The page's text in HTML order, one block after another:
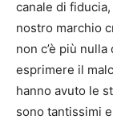
canale di
nostro marchio
non c’è più
esprimere il
hanno avuto le
sono tantissimi